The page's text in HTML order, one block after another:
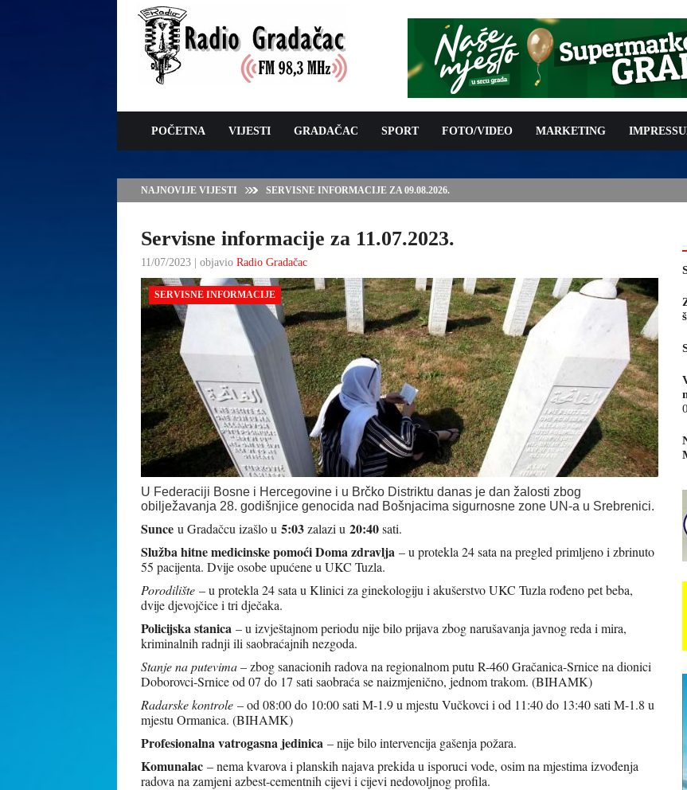
POČETNA VIJESTI GRADAČAC SPORT FOTO/VIDEO MARKETING
NAJNOVIJE VIJESTI ZAVRŠNE PRIPREME PRED OTVARANJE 53. SAJMA ŠLJIVE U GRADAČCU
Servisne informacije za 11.07.2023.
11/07/2023 | objavio Radio Gradačac
SERVISNE INFORMACIJE
U Federaciji Bosne i Hercegovine i u Brčko Distriktu danas je dan žalosti zbog
obilježavanja 28. godišnjice genocida nad Bošnjacima sigurnosne zone UN-a u Srebrenici.
Sunce u Gradačcu izašlo u 5:03zalazi u 20:40sati.
Služba hitne medicinske pomoći Doma zdravlja – u protekla 24 sata na pregled primljeno i zbrinuto
55 pacijenta. Dvije osobe upućene u UKC Tuzla.
Porodilište – u protekla 24 sata u Klinici za ginekologiju i akušerstvo UKC Tuzla rođeno pet beba,
dvije djevojčice i tri dječaka.
Policijska stanica – u izvještajnom periodu nije bilo prijava zbog narušavanja javnog reda i mira,
kriminalnih radnji ili saobraćajnih nezgoda.
Stanje na putevima– zbog sanacionih radova na regionalnom putu R-460 Gračanica-Srnice na dionici
Doborovci-Srnice od 07 do 17 sati saobraća se naizmjenično, jednom trakom. (BIHAMK)
Radarske kontrole – od 08:00 do 10:00 sati M-1.9 u mjestu Vučkovci i od 11:40 do 13:40 sati M-1.8 u
mjestu Ormanica. (BIHAMK)
Profesionalna vatrogasna jedinica – nije bilo intervencija gašenja požara.
Komunalac – nema kvarova i planskih najava prekida u isporuci vode, osim na mjestima izvođenja
radova na zamjeni azbest-cementnih cijevi i cijevi nedovoljnog profila.